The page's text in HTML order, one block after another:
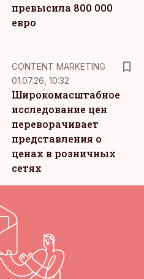
превысила 800 000
евро
CONTENT MARKETING
01.07.26, 10:32
Широкомасштабное
исследование цен
переворачивает
представления о
ценах в розничных
сетях